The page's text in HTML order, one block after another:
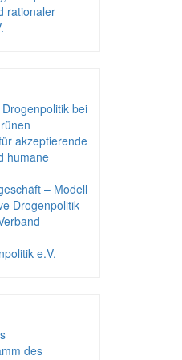
rationaler
bei
akzeptierende
humane
– Modell
Drogenpolitik
e.V.
des